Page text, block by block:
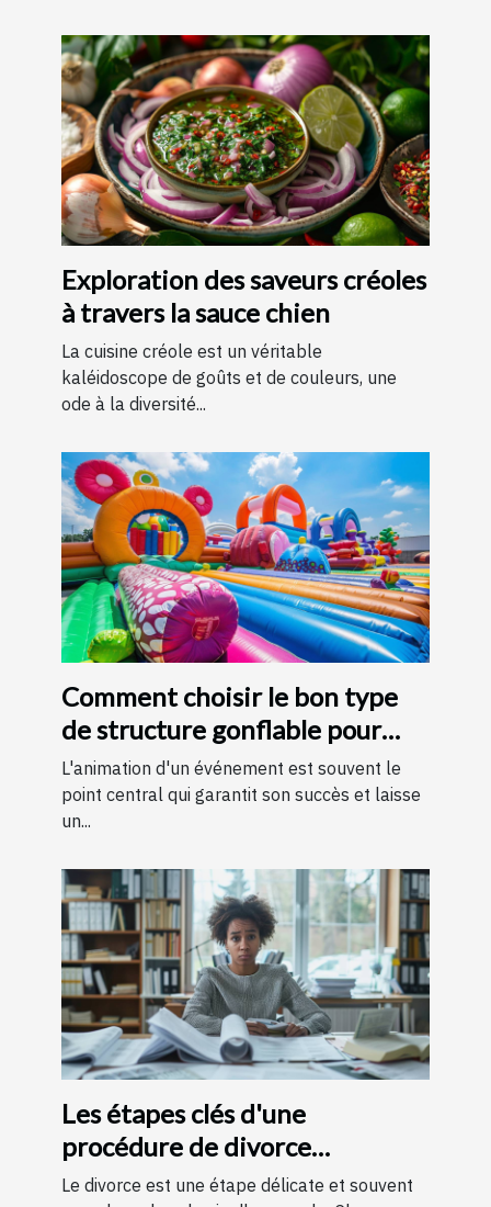
Exploration des saveurs créoles
à travers la sauce chien
La cuisine créole est un véritable
kaléidoscope de goûts et de couleurs, une
ode à la diversité...
Comment choisir le bon type
de structure gonflable pour
votre événement
L'animation d'un événement est souvent le
point central qui garantit son succès et laisse
un...
Les étapes clés d'une
procédure de divorce
expliquées simplement
Le divorce est une étape délicate et souvent